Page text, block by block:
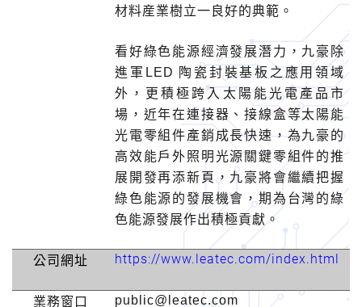
材料産業樹立一良好的典範。
看好綠色能源經濟發展潛力，九豪除
進軍 LED 陶瓷封裝基板之應用領域
外，更積極跨入太陽能光電產品市
場，近年在連接器、接線盒等太陽能
光電零組件產銷成長快速，為九豪的
高效能戶外照明光源關鍵零組件的推
展開發再添新頁，九豪將會繼續把握
綠色能源的發展機會，期為台灣的綠
色能源發展作出積極貢獻。
公司網址 https://www.leatec.com/index.html
業務窗口 public@leatec.com